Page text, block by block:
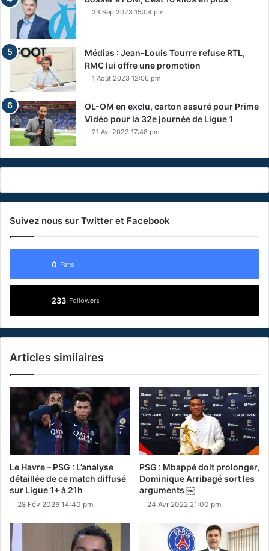
23 Sep 2023 15:04 pm
Médias : Jean-Louis Tourre refuse RTL,
RMC lui offre une promotion
1 Août 2023 12:06 pm
OL-OM en exclu, carton assuré pour Prime
Vidéo pour la 32e journée de Ligue 1
21 Avr 2023 17:48 pm
Suivez nous sur Twitter et Facebook
0 Fans
233 Followers
Articles similaires
Le Havre – PSG : L’analyse
détaillée de ce match diffusé
sur Ligue 1+ à 21h
28 Fév 2026 14:40 pm
PSG : Mbappé doit prolonger,
Dominique Arribagé sort les
arguments ￼
24 Avr 2022 21:00 pm